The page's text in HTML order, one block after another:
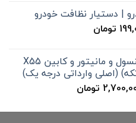
تا
| دستیار نظافت خودرو
تومانقیمت
است. محافظ خودترمیم کنسول و مانیتور و کابین X55
4,000,000 تومان
تومانقیمت
2,700,000 تومان